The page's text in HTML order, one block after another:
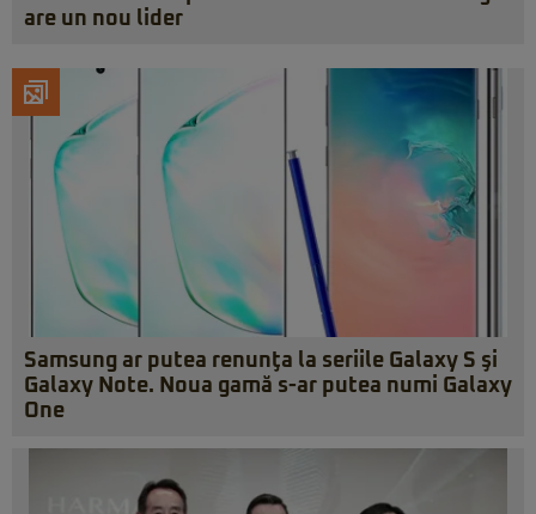
are un nou lider
Samsung ar putea renunţa la seriile Galaxy S şi
Galaxy Note. Noua gamă s-ar putea numi Galaxy
One